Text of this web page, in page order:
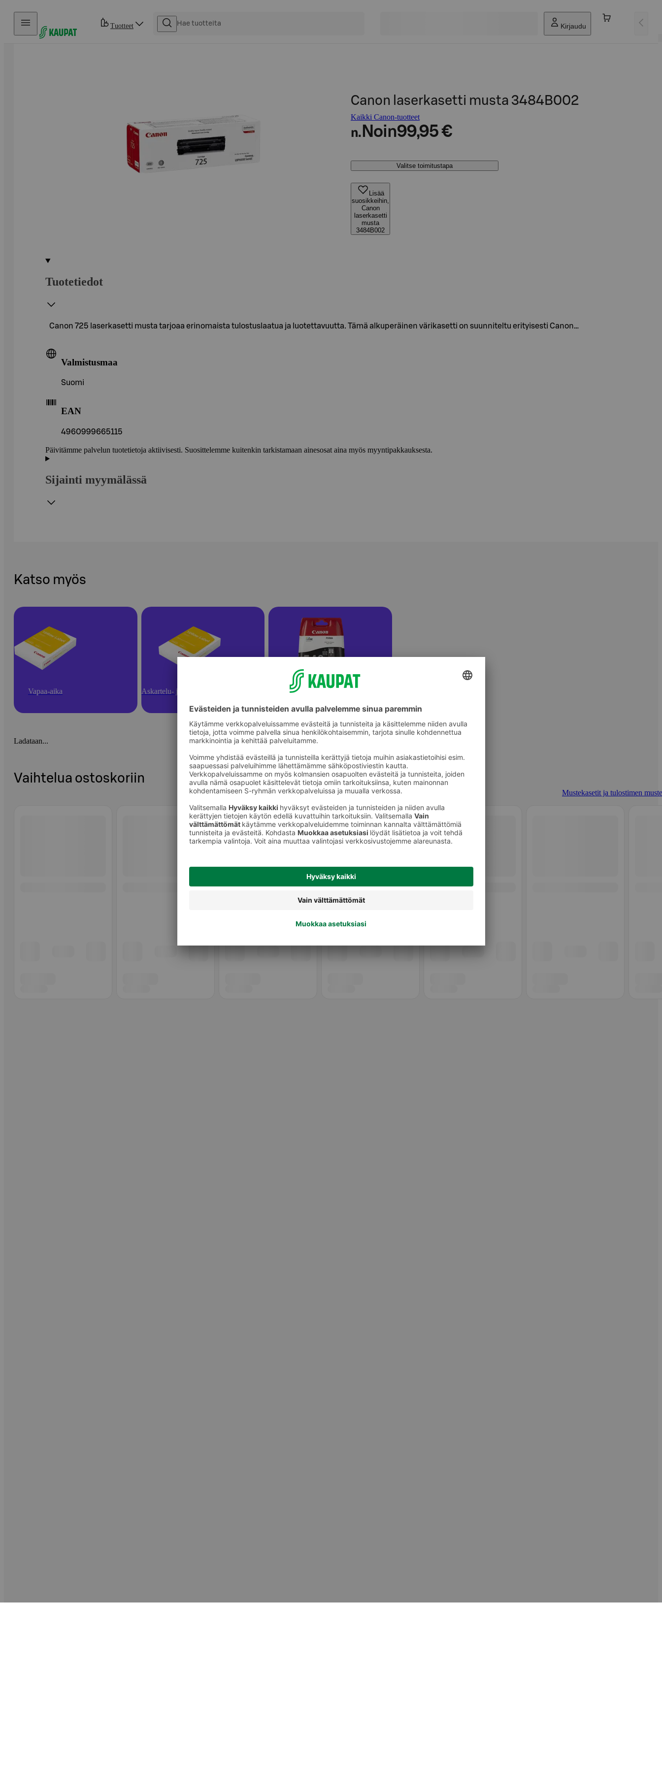
Hyppää sisältöön
Tuotteet Kirjaudu
Canon laserkasetti musta 3484B002
Kaikki Canon-tuotteet
n. Noin99,95 €
Valitse toimitustapa
Lisää
suosikkeihin,
Canon
laserkasetti
musta
3484B002
Tuotetiedot
Canon 725 laserkasetti musta tarjoaa erinomaista tulostuslaatua ja luotettavuutta. Tämä alkuperäinen värikasetti on suunniteltu erityisesti Canon…
Valmistusmaa
Suomi
EAN
4960999665115
Päivitämme palvelun tuotetietoja aktiivisesti. Suosittelemme kuitenkin tarkistamaan ainesosat aina myös myyntipakkauksesta.
Sijainti myymälässä
Katso myös
Vapaa-aika Askartelu- ja toimistotarvikkeet Mustekasetit ja tulostimen musteet
Ladataan...
Vaihtelua ostoskoriin
Mustekasetit ja tulostimen